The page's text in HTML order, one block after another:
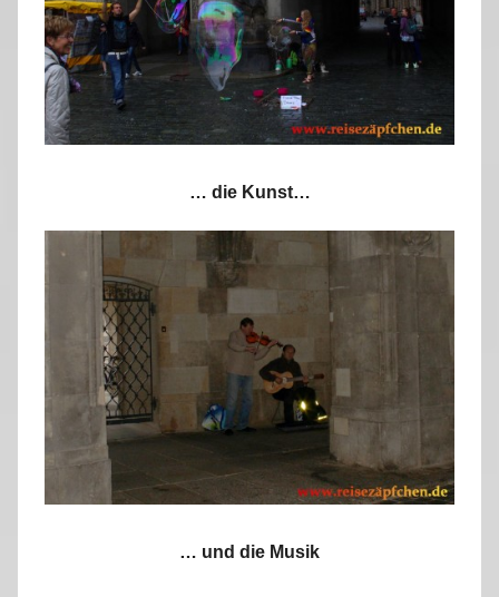
… die Kunst…
… und die Musik